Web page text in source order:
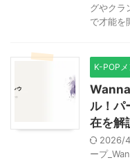
グやクラ
で才能を
K-POP
ル！パ
在を解
2026/
ープ